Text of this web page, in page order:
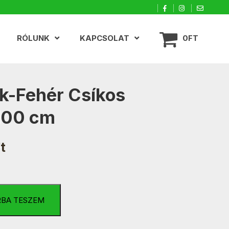
RÓLUNK KAPCSOLAT 0FT
Fehér Csíkos
cm
TESZEM